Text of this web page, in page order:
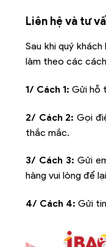
Liên hệ và tư
Sau khi quý
làm theo các
1/ Cách 1: Gửi hỗ
2/ Cách 2: Gọi
thắc mắc.
3/ Cách 3: Gửi
hàng vui lòng để
4/ Cách 4: Gửi